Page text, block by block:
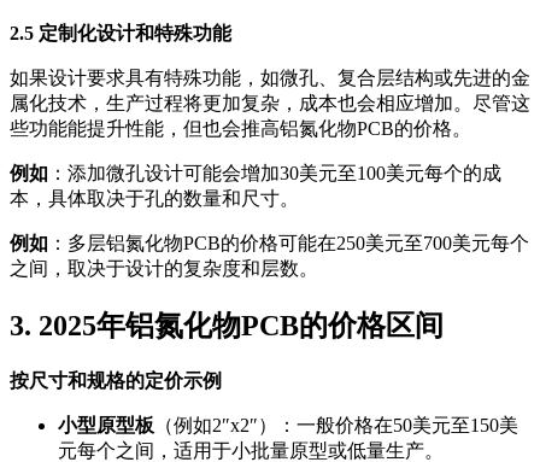
2.5 定制化设计和特殊功能
如果设计要求具有特殊功能，如微孔、复合层结构或先进的金
属化技术，生产过程将更加复杂，成本也会相应增加。尽管这
些功能能提升性能，但也会推高铝氮化物PCB的价格。
例如 ：添加微孔设计可能会增加30美元至100美元每个的成
本，具体取决于孔的数量和尺寸。
例如 ：多层铝氮化物PCB的价格可能在250美元至700美元每个
之间，取决于设计的复杂度和层数。
3. 2025年铝氮化物PCB的价格区间
按尺寸和规格的定价示例
小型原型板 （例如2″x2″）：一般价格在50美元至150美
元每个之间，适用于小批量原型或低量生产。